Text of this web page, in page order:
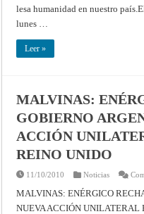
lesa humanidad en nuestro
lunes …
Leer »
MALVINAS:
GOBIERNO
ACCIÓN
REINO UNIDO
11/10/2010 Noticias
MALVINAS: ENÉRGICO
NUEVA ACCIÓN